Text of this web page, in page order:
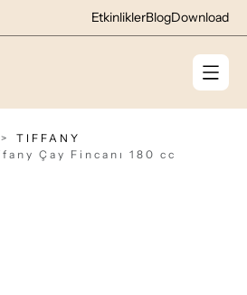
EtkinliklerBlogDownload
TIFFANY
Çay Fincanı 180 cc